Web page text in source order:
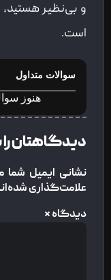
و بی‌نظیر هستید،
است.
سوالات متداول
هنوز سوال
دیدگاهتان را
نشانی ایمیل شما
علامت‌گذاری شده‌اند*
دیدگاه*